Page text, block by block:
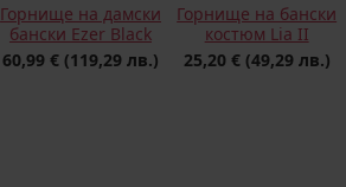
Горнище на дамски
бански Ezer Black
60,99 € (119,29 лв.)
Горнище на бански
костюм Lia II
25,20 € (49,29 лв.)